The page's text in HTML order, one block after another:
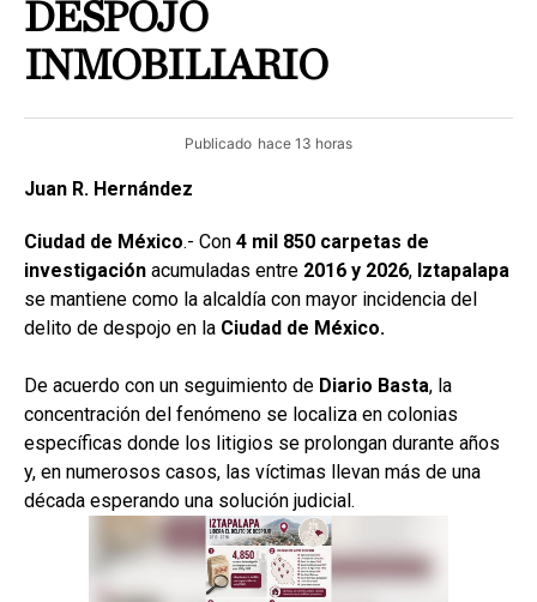
DESPOJO
INMOBILIARIO
Publicado hace 13 horas
Juan R. Hernández
Ciudad de México.- Con 4 mil 850 carpetas de
investigación acumuladas entre 2016 y 2026, Iztapalapa
se mantiene como la alcaldía con mayor incidencia del
delito de despojo en la Ciudad de México.
De acuerdo con un seguimiento de Diario Basta, la
concentración del fenómeno se localiza en colonias
específicas donde los litigios se prolongan durante años
y, en numerosos casos, las víctimas llevan más de una
década esperando una solución judicial.